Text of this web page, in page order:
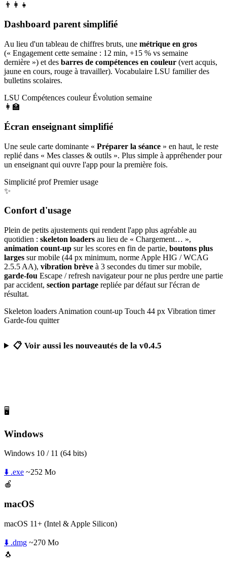
👨‍👩‍👧
Dashboard parent simplifié
Au lieu d'un tableau de chiffres bruts, une métrique en gros
(« Engagement cette semaine : 12 min, +15 % vs semaine
dernière ») et des barres de compétences en couleur (vert acquis,
jaune en cours, rouge à travailler). Vocabulaire LSU familier des
bulletins scolaires.
LSU Compétences couleur Évolution semaine
👩‍🏫
Écran enseignant simplifié
Une seule carte dominante « Préparer la séance » en haut, le reste
replié dans « Mes classes & outils ». Plus simple à appréhender pour
un enseignant qui ouvre l'app pour la première fois.
Simplicité prof Premier usage
✨
Confort d'usage
Plein de petits ajustements qui rendent l'app plus agréable au
quotidien : skeleton loaders au lieu de « Chargement… »,
animation count-up sur les scores en fin de partie, boutons plus
larges sur mobile (44 px minimum, norme Apple HIG / WCAG
2.5.5 AA), vibration brève à 3 secondes du timer sur mobile,
garde-fou Escape / refresh navigateur pour ne plus perdre une partie
par accident, section partage repliée par défaut sur l'écran de
résultat.
Skeleton loaders Animation count-up Touch 44 px Vibration timer
Garde-fou quitter
📋 Voir aussi les nouveautés de la v0.4.5
🖥️
Windows
Windows 10 / 11 (64 bits)
⬇️ .exe ~252 Mo
🍎
macOS
macOS 11+ (Intel & Apple Silicon)
⬇️ .dmg ~270 Mo
🐧